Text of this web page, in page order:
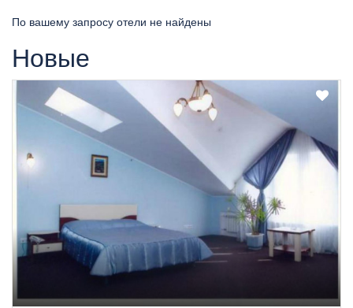
По вашему запросу отели не найдены
Новые